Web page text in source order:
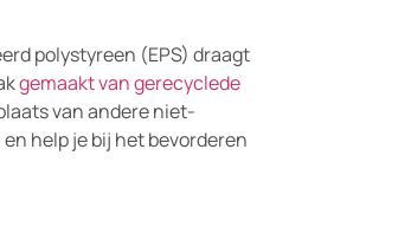
polystyreen (EPS) draagt
gemaakt van gerecyclede
van andere niet-
help je bij het bevorderen